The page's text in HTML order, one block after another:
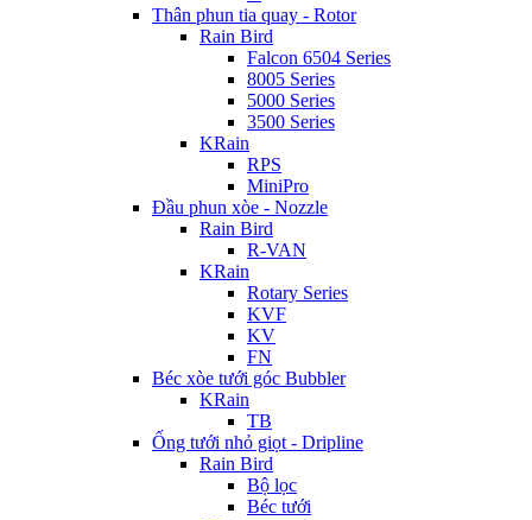
Thân phun tia quay - Rotor
Rain Bird
Falcon 6504 Series
8005 Series
5000 Series
3500 Series
KRain
RPS
MiniPro
Đầu phun xòe - Nozzle
Rain Bird
R-VAN
KRain
Rotary Series
KVF
KV
FN
Béc xòe tưới góc Bubbler
KRain
TB
Ống tưới nhỏ giọt - Dripline
Rain Bird
Bộ lọc
Béc tưới